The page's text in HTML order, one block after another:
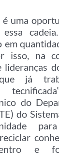
é uma
isso, na
lideranças
que já
do
do
e